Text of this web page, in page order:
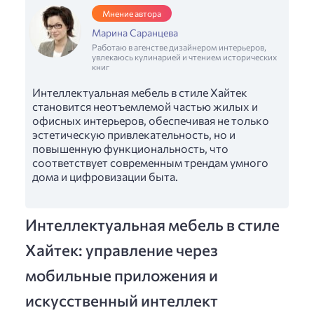
Мнение автора
Марина Саранцева
Работаю в агенстве дизайнером интерьеров,
увлекаюсь кулинарией и чтением исторических
книг
Интеллектуальная мебель в стиле Хайтек
становится неотъемлемой частью жилых и
офисных интерьеров, обеспечивая не только
эстетическую привлекательность, но и
повышенную функциональность, что
соответствует современным трендам умного
дома и цифровизации быта.
Интеллектуальная мебель в стиле
Хайтек: управление через
мобильные приложения и
искусственный интеллект